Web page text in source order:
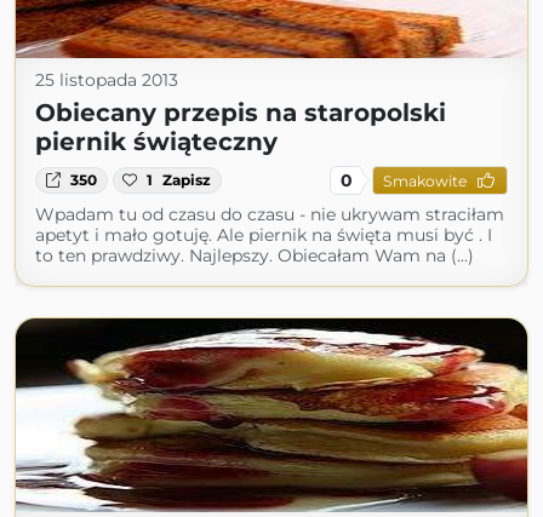
25 listopada 2013
Obiecany przepis na staropolski
piernik świąteczny
350 1 Zapisz 0 Smakowite
Wpadam tu od czasu do czasu - nie ukrywam straciłam
apetyt i mało gotuję. Ale piernik na święta musi być . I
to ten prawdziwy. Najlepszy. Obiecałam Wam na (...)